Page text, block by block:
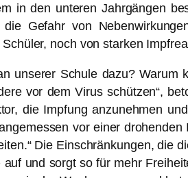
in den unteren Jahrgängen
Gefahr von
noch von starken
unserer Schule dazu?
vor dem Virus schützen“,
die Impfung anzunehmen
vor einer
Die Einschränkungen,
und sorgt so für mehr